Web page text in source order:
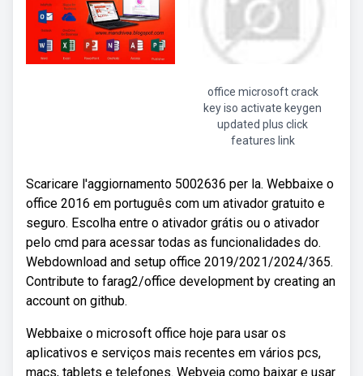
office microsoft crack
key iso activate keygen
updated plus click
features link
Scaricare l'aggiornamento 5002636 per la. Webbaixe o
office 2016 em português com um ativador gratuito e
seguro. Escolha entre o ativador grátis ou o ativador
pelo cmd para acessar todas as funcionalidades do.
Webdownload and setup office 2019/2021/2024/365.
Contribute to farag2/office development by creating an
account on github.
Webbaixe o microsoft office hoje para usar os
aplicativos e serviços mais recentes em vários pcs,
macs, tablets e telefones. Webveja como baixar e usar